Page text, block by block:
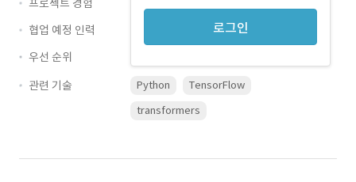
로그인
프로젝트 경험
협업 예정 인력
우선 순위
관련 기술
Python
TensorFlow
transformers